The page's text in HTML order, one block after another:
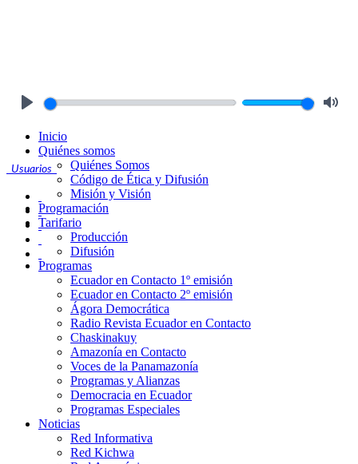
Usuarios
Inicio
Quiénes somos
Quiénes Somos
Código de Ética y Difusión
Misión y Visión
Programación
Tarifario
Producción
Difusión
Programas
Ecuador en Contacto 1º emisión
Ecuador en Contacto 2º emisión
Ágora Democrática
Radio Revista Ecuador en Contacto
Chaskinakuy
Amazonía en Contacto
Voces de la Panamazonía
Programas y Alianzas
Democracia en Ecuador
Programas Especiales
Noticias
Red Informativa
Red Kichwa